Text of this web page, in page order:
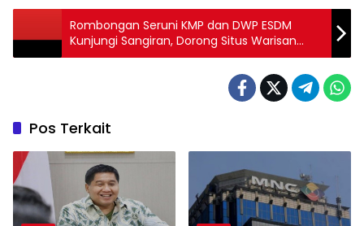
Rombongan Seruni KMP dan DWP ESDM
Kunjungi Sangiran, Dorong Situs Warisan
Dunia Jadi Tujuan Wisata Edukasi
Pos Terkait